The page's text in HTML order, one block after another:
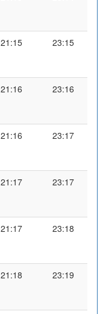
21:15 23:15
21:16 23:16
21:16 23:17
21:17 23:17
21:17 23:18
21:18 23:19